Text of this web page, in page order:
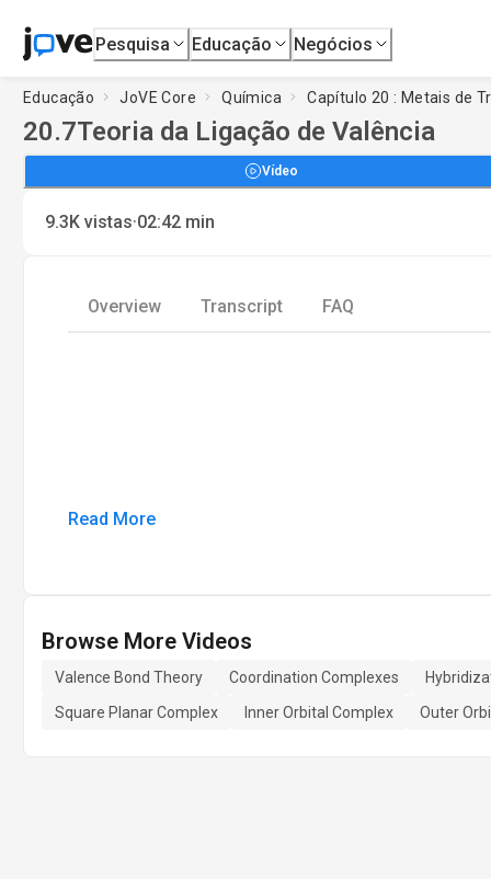
Pesquisa Educação Negócios
Educação JoVE Core Química Capítulo 20 : Metais de
20.7Teoria da Ligação de Valência
Vídeo
9.3K vistas·02:42 min
Overview Transcript FAQ
Read More
Browse More Videos
Valence Bond Theory Coordination Complexes
Square Planar Complex
Inner Orbital Complex Outer